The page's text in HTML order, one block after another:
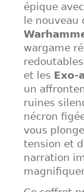
épique avec
le
wargame
et les Exo-
un
ruines
nécron
vous
tension et
narration